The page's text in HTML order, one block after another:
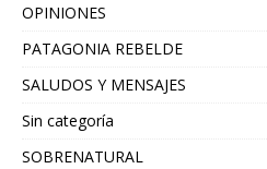
OPINIONES
PATAGONIA REBELDE
SALUDOS Y MENSAJES
Sin categoría
SOBRENATURAL